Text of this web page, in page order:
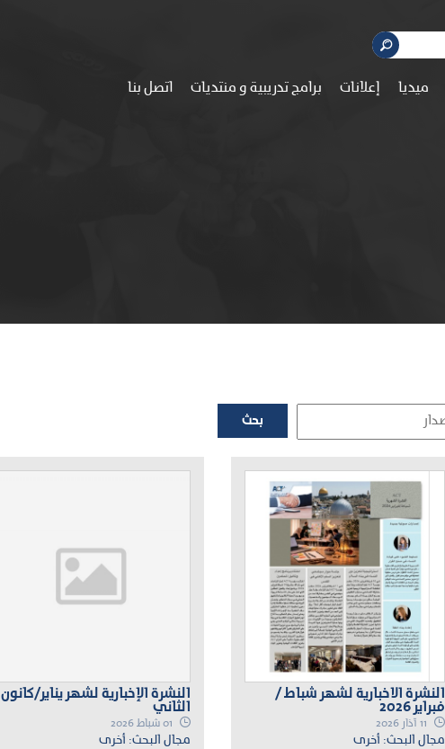
ميديا إعلانات برامج تدريبية و منتديات اتصل بنا
بحث
النشرة الاخبارية لشهر شباط /
فبراير 2026
مجال البحث: أخرى
النشرة الإخبارية لشهر يناير/كانون
الثاني
مجال البحث: أخرى